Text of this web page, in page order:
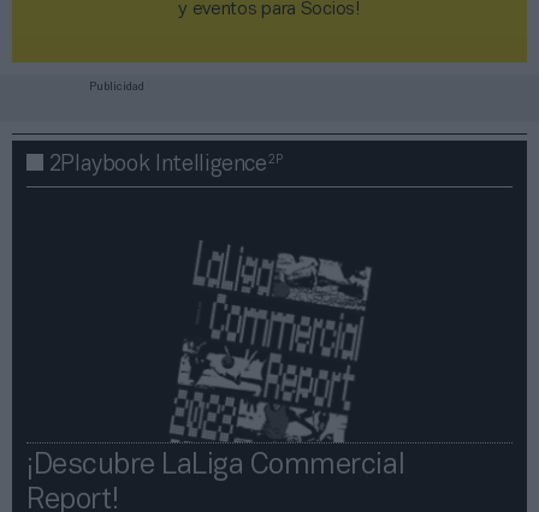
y eventos para Socios!​​​​​​​
Publicidad
2Playbook Intelligence2P
¡Descubre LaLiga Commercial
Report!​​